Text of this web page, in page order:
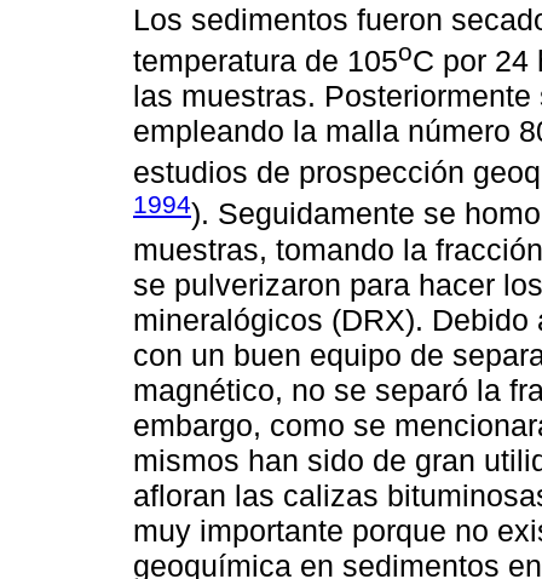
Los sedimentos fueron
temperatura de 105oC por 24
las muestras.
empleando la malla número
estudios de prospección
1994). Seguidamente se
muestras, tomando la
se pulverizaron para hacer
mineralógicos (DRX).
con un buen equipo de
magnético, no se separó la
embargo, como se
mismos han sido de gran
afloran las calizas
muy importante porque no
geoquímica en sedimentos